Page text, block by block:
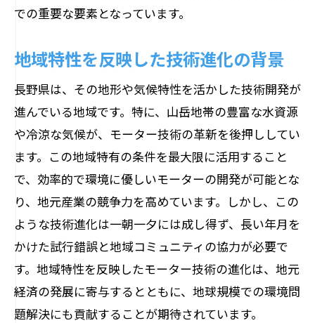
地元の声を反映した技術革新の現場
カスタマイズ技術で実現する地域貢献
多様なニーズに応えるモーター技術の進
化
モーター技術と自然資源がもたらす持続可能
な発展
自然資源を活かした持続可能な技術
モーター技術を通じた地域経済の発展
持続可能な未来を創るための技術戦略
自然との調和を考慮した技術開発の方向
性
地域資源を活用した持続可能な発展の事
での重要な要素となっています。
地域特性を反映した技術進化の背景
長野県は、その地形や気候特性を活かした技術開発が
進んでいる地域です。特に、山岳地帯の豊富な水資源
や冷涼な気候が、モーター技術の革新を後押ししてい
ます。この地域特有の条件を最大限に活用すること
で、効率的で環境に優しいモーターの開発が可能とな
り、地元産業の競争力を高めています。しかし、この
ような技術進化は一朝一夕には成し得ず、長い年月を
かけた試行錯誤と地域コミュニティの協力が必要で
す。地域特性を反映したモーター技術の進化は、地元
経済の発展に寄与するとともに、地球規模での環境問
題解決にも貢献することが期待されています。